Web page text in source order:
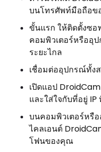
บนโทรศัพท์มือถือ
ขั้นแรก ให้ติดตั้งซอ
คอมพิวเตอร์หรืออุ
ระยะไกล
เชื่อมต่ออุปกรณ์ทั้งส
เปิดแอป
และใส่ใจกับที่อยู่ IP
บนคอมพิวเตอร์หรื
ไคลเอนต์
โฟนของคุณ